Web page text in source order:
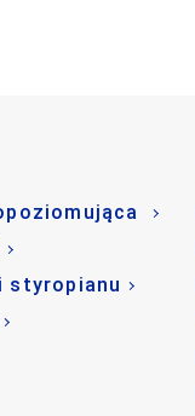
styropianu